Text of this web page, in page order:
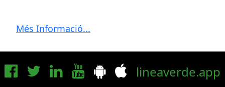
Més Informació...
lineaverde.app